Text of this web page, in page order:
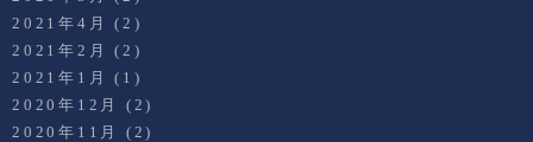
2021年4月
(2)
2021年2月
(2)
2021年1月
(1)
2020年12月
(2)
2020年11月
(2)